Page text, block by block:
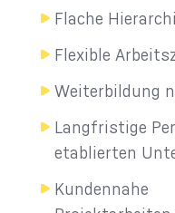
Flache
Flexible
Weiterbildung
Langfristige
etablierten
Kundennahe